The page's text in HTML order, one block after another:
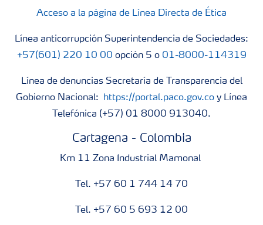
Acceso a la página de Línea Directa de Ética
Línea anticorrupción Superintendencia de Sociedades:
+57(601) 220 10 00 opción 5 o 01-8000-114319
Línea de denuncias Secretaría de Transparencia del
Gobierno Nacional:
https://portal.paco.gov.co y Línea
Telefónica (+57) 01 8000 913040.
Cartagena - Colombia
Km 11 Zona Industrial Mamonal
Tel. +57 60 1 744 14 70
Tel. +57 60 5 693 12 00